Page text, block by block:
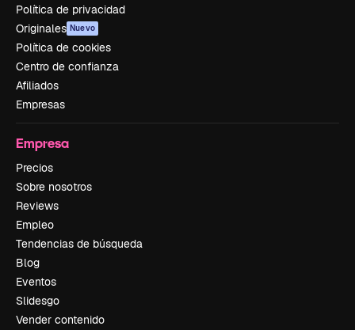
Política de privacidad
Originales Nuevo
Política de cookies
Centro de confianza
Afiliados
Empresas
Empresa
Precios
Sobre nosotros
Reviews
Empleo
Tendencias de búsqueda
Blog
Eventos
Slidesgo
Vender contenido